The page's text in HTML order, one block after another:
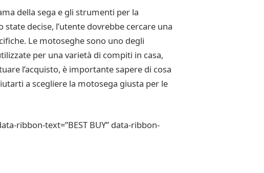
della sega e gli strumenti per la
decise, l’utente dovrebbe cercare una
Le motoseghe sono uno degli
per una varietà di compiti in casa,
l’acquisto, è importante sapere di cosa
a scegliere la motosega giusta per le
ribbon-text=”BEST BUY” data-ribbon-